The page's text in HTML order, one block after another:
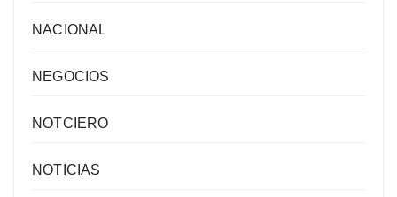
NACIONAL
NEGOCIOS
NOTCIERO
NOTICIAS